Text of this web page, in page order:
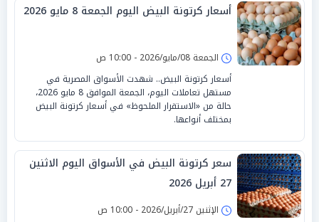
أسعار كرتونة البيض اليوم الجمعة 8 مايو 2026
الجمعة 08/مايو/2026 - 10:00 ص
أسعار كرتونة البيض.. شهدت الأسواق المصرية في
مستهل تعاملات اليوم، الجمعة الموافق 8 مايو 2026،
حالة من «الاستقرار الملحوظ» في أسعار كرتونة البيض
بمختلف أنواعها.
سعر كرتونة البيض في الأسواق اليوم الاثنين
27 أبريل 2026
الإثنين 27/أبريل/2026 - 10:00 ص